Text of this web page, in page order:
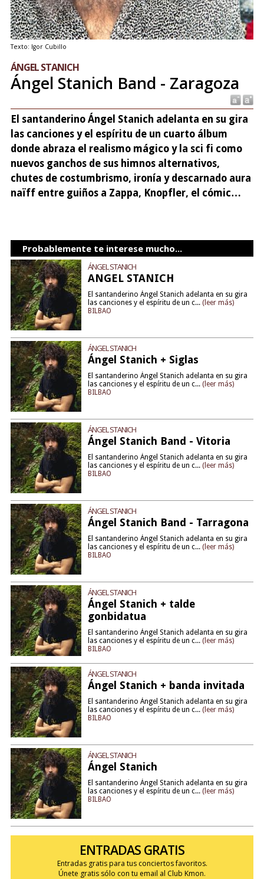
Texto: Igor Cubillo
ÁNGEL STANICH
Ángel Stanich Band - Zaragoza
El santanderino Ángel Stanich adelanta en su gira
las canciones y el espíritu de un cuarto álbum
donde abraza el realismo mágico y la sci fi como
nuevos ganchos de sus himnos alternativos,
chutes de costumbrismo, ironía y descarnado aura
naïff entre guiños a Zappa, Knopfler, el cómic…
Probablemente te interese mucho...
ÁNGEL STANICH
ANGEL STANICH
El santanderino Ángel Stanich adelanta en su gira
las canciones y el espíritu de un c... (leer más)
BILBAO
ÁNGEL STANICH
Ángel Stanich + Siglas
El santanderino Ángel Stanich adelanta en su gira
las canciones y el espíritu de un c... (leer más)
BILBAO
ÁNGEL STANICH
Ángel Stanich Band - Vitoria
El santanderino Ángel Stanich adelanta en su gira
las canciones y el espíritu de un c... (leer más)
BILBAO
ÁNGEL STANICH
Ángel Stanich Band - Tarragona
El santanderino Ángel Stanich adelanta en su gira
las canciones y el espíritu de un c... (leer más)
BILBAO
ÁNGEL STANICH
Ángel Stanich + talde
gonbidatua
El santanderino Ángel Stanich adelanta en su gira
las canciones y el espíritu de un c... (leer más)
BILBAO
ÁNGEL STANICH
Ángel Stanich + banda invitada
El santanderino Ángel Stanich adelanta en su gira
las canciones y el espíritu de un c... (leer más)
BILBAO
ÁNGEL STANICH
Ángel Stanich
El santanderino Ángel Stanich adelanta en su gira
las canciones y el espíritu de un c... (leer más)
BILBAO
ENTRADAS GRATIS
Entradas gratis para tus conciertos favoritos.
Únete gratis sólo con tu email al Club Kmon.